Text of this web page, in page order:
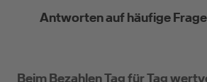
Antworten auf häufige
Beim Bezahlen Tag für Tag